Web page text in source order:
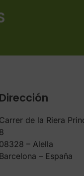
Dirección
Carrer de la Riera
8
08328 – Alella
Barcelona – España